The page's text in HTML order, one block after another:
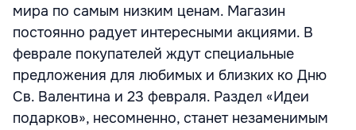
мира по самым низким ценам. Магазин
постоянно радует интересными акциями. В
феврале покупателей ждут специальные
предложения для любимых и близких ко Дню
Св. Валентина и 23 февраля. Раздел «Идеи
подарков», несомненно, станет незаменимым